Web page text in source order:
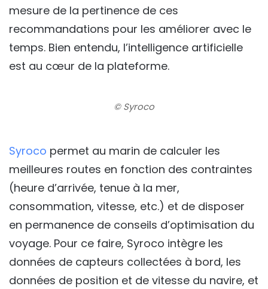
mesure de la pertinence de ces
recommandations pour les améliorer avec le
temps. Bien entendu, l’intelligence artificielle
est au cœur de la plateforme.
© Syroco
Syroco permet au marin de calculer les
meilleures routes en fonction des contraintes
(heure d’arrivée, tenue à la mer,
consommation, vitesse, etc.) et de disposer
en permanence de conseils d’optimisation du
voyage. Pour ce faire, Syroco intègre les
données de capteurs collectées à bord, les
données de position et de vitesse du navire, et